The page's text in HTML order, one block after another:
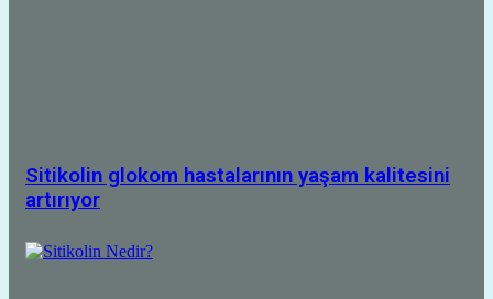
Sitikolin glokom hastalarının yaşam kalitesini
artırıyor